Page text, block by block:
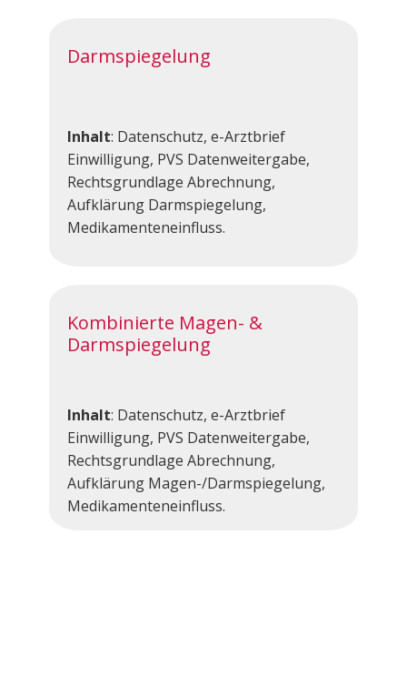
Darmspiegelung
Inhalt: ​Datenschutz, e-Arztbrief
Einwilligung, PVS Datenweitergabe,
Rechtsgrundlage Abrechnung,
Aufklärung Darmspiegelung,
Medikamenteneinfluss.
Kombinierte Magen- &
Darmspiegelung
Inhalt:​​​ Datenschutz, e-Arztbrief
Einwilligung, PVS Datenweitergabe,
Rechtsgrundlage Abrechnung,
Aufklärung Magen-/Darmspiegelung,
Medikamenteneinfluss.